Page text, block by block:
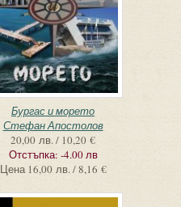
Бургас и морето
Стефан Апостолов
20,00 лв. / 10,20 €
Отстъпка: -4.00 лв
Цена 16,00 лв. / 8,16 €